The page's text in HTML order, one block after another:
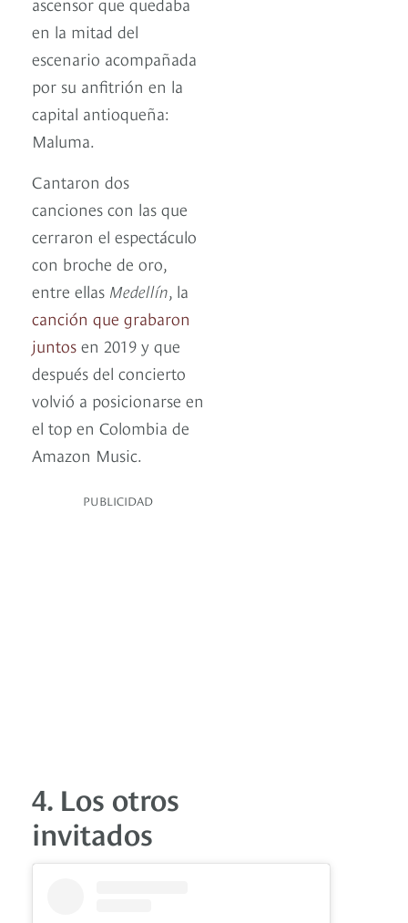
en la mitad del
escenario acompañada
por su anfitrión en la
capital antioqueña:
Maluma.
Cantaron dos
canciones con las que
cerraron el espectáculo
con broche de oro,
entre ellas Medellín , la
canción que grabaron
juntos en 2019 y que
después del concierto
volvió a posicionarse en
el top en Colombia de
Amazon Music.
PUBLICIDAD
4. Los otros
invitados